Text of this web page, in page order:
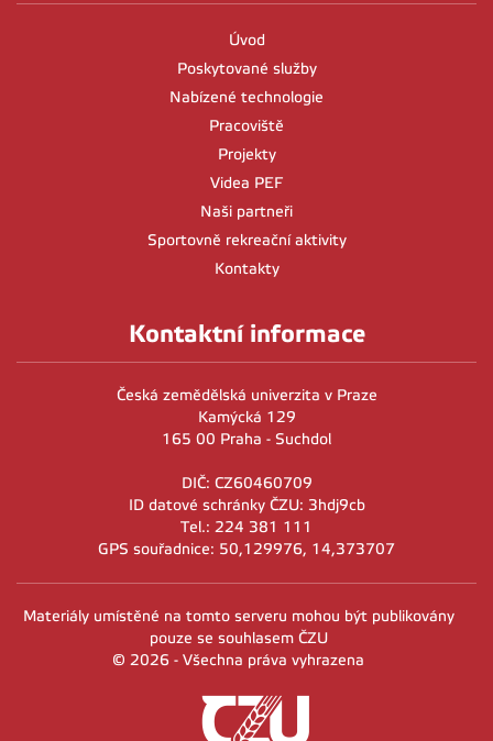
Úvod
Poskytované služby
Nabízené technologie
Pracoviště
Projekty
Videa PEF
Naši partneři
Sportovně rekreační aktivity
Kontakty
Kontaktní informace
Česká zemědělská univerzita v Praze
Kamýcká 129
165 00 Praha - Suchdol
DIČ: CZ60460709
ID datové schránky ČZU: 3hdj9cb
Tel.: 224 381 111
GPS souřadnice: 50,129976, 14,373707
Materiály umístěné na tomto serveru mohou být publikovány
pouze se souhlasem ČZU
© 2026 - Všechna práva vyhrazena